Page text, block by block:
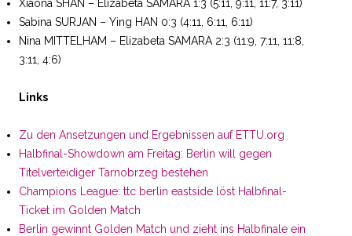
Xiaona SHAN – Elizabeta SAMARA 1:3 (5:11, 9:11, 11:7, 3:11)
Sabina SURJAN – Ying HAN 0:3 (4:11, 6:11, 6:11)
Nina MITTELHAM – Elizabeta SAMARA 2:3 (11:9, 7:11, 11:8,
3:11, 4:6)
Links
Zu den Ansetzungen und Ergebnissen auf ETTU.org
Halbfinal-Showdown am Freitag: Berlin will gegen
Titelverteidiger Tarnobrzeg bestehen
Champions League: ttc berlin eastside löst Halbfinal-
Ticket im Golden Match
Berlin gewinnt Golden Match und zieht ins Halbfinale ein